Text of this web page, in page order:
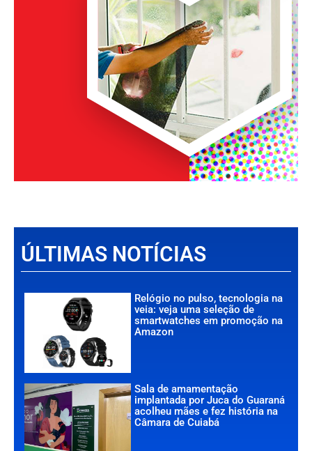
ÚLTIMAS NOTÍCIAS
Relógio no pulso, tecnologia na
veia: veja uma seleção de
smartwatches em promoção na
Amazon
Sala de amamentação
implantada por Juca do Guaraná
acolheu mães e fez história na
Câmara de Cuiabá